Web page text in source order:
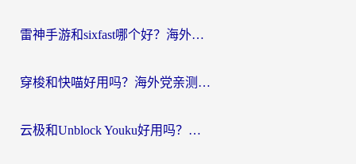
雷神手游和sixfast哪个好？海外党亲测3款回国加速器，教你选对不踩坑
穿梭和快喵好用吗？海外党亲测：小众加速器对比+番茄加速器深度体验
云极和Unblock Youku好用吗？海外党亲测+2026回国加速器避坑指南